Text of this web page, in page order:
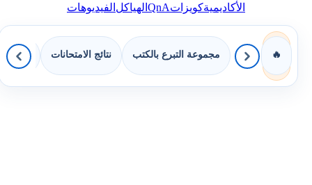
الأكاديميةكويزاتQnAالهياكلالفيديوهات
🔥 مجموعة التبرع بالكتب نتائج الامتحانات